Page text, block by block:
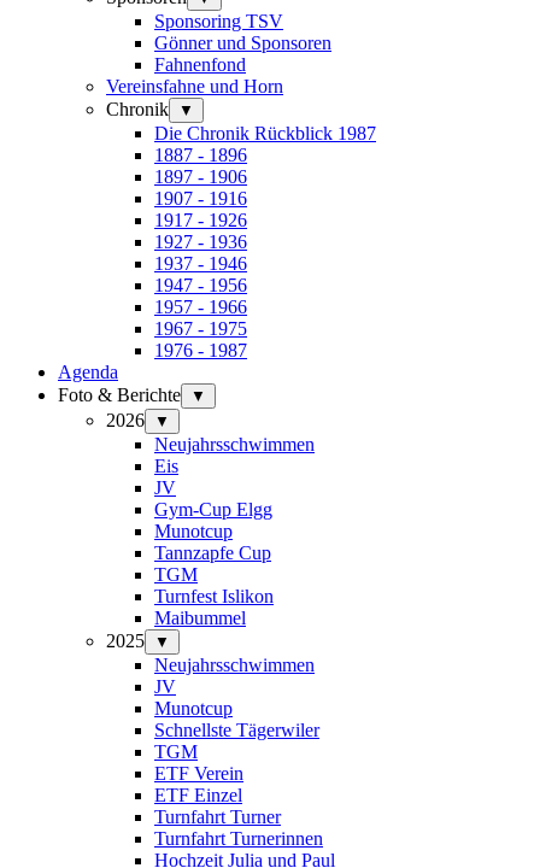
Sponsoring TSV
Gönner und Sponsoren
Fahnenfond
Vereinsfahne und Horn
Chronik
▼
Die Chronik Rückblick 1987
1887 - 1896
1897 - 1906
1907 - 1916
1917 - 1926
1927 - 1936
1937 - 1946
1947 - 1956
1957 - 1966
1967 - 1975
1976 - 1987
Agenda
Foto & Berichte
▼
2026 ▼
Neujahrsschwimmen
Eis
JV
Gym-Cup Elgg
Munotcup
Tannzapfe Cup
TGM
Turnfest Islikon
Maibummel
2025
▼
Neujahrsschwimmen
JV
Munotcup
Schnellste Tägerwiler
TGM
ETF Verein
ETF Einzel
Turnfahrt Turner
Turnfahrt Turnerinnen
Hochzeit Julia und Paul